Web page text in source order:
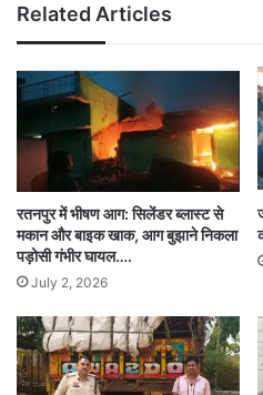
पीड़िता के अनुसार, अगस्त
आरोपी ने उसका साथ छोड़
बाद में जब युवती ने उसके साथ
युवक ने बताया कि उसकी
उससे शादी नहीं कर सकता।
पीड़िता ने यह भी आरोप
पर जान से मारने की धमकी दी।
Related Articles
रतनपुर में भीषण आग: सिलेंडर ब्लास्ट से
मकान और बाइक खाक, आग बुझाने निकला
पड़ोसी गंभीर घायल….
July 2, 2026